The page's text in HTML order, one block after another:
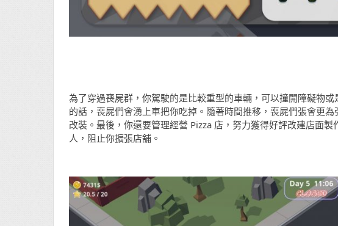
為了穿過喪屍群，你駕駛的是比較重型的車輛，可以撞開障礙物
的話，喪屍們會湧上車把你吃掉。隨著時間推移，喪屍們張會更
改裝。最後，你還要管理經營 Pizza 店，努力獲得好評改建店面
人，阻止你擴張店舖。